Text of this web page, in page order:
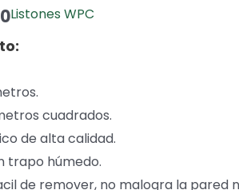
Listones WPC
cuadrados.
de alta calidad.
trapo húmedo.
de remover, no malogra la pared